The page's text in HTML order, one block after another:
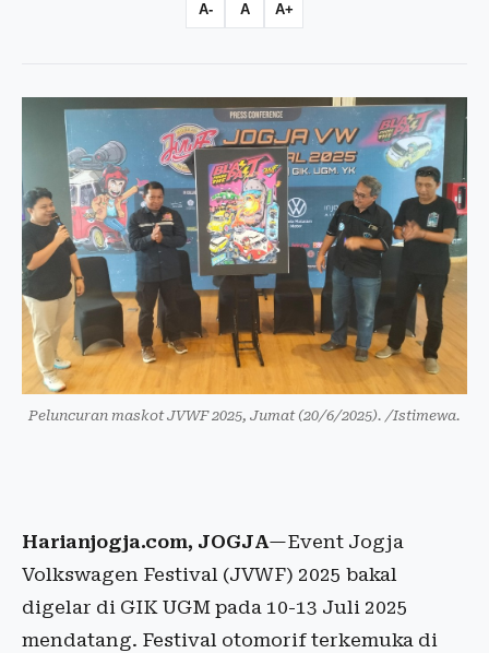
A- A A+
Peluncuran maskot JVWF 2025, Jumat (20/6/2025). /Istimewa.
Harianjogja.com, JOGJA—Event Jogja
Volkswagen Festival (JVWF) 2025 bakal
digelar di GIK UGM pada 10-13 Juli 2025
mendatang. Festival otomorif terkemuka di